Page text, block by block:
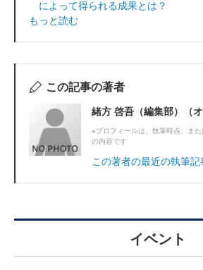
によって得られる成果とは？
もっと読む
この記事の著者
緒方 啓吾（編集部）（
※プロフィールは、執筆時点、ま
の内容です
この著者の最近の執筆記
イベント